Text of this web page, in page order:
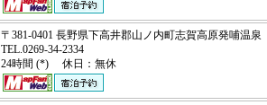
〒381-0401 長野県下高井郡山ノ内町志賀高原発哺温泉
TEL.0269-34-2334
24時間 (*) 休日：無休